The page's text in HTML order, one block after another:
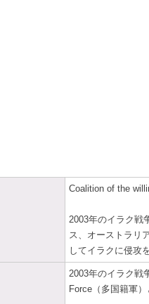
Coalition of the
2003年のイラク戦
ス、オーストラリ
してイラクに侵攻
2003年のイラク戦
Force（多国籍軍）